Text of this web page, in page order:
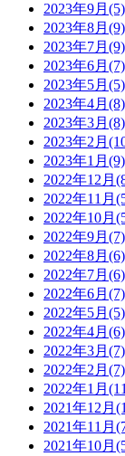
2023年9月(5)
2023年8月(9)
2023年7月(9)
2023年6月(7)
2023年5月(5)
2023年4月(8)
2023年3月(8)
2023年2月
2023年1月(9)
2022年12月
2022年11月
2022年10月
2022年9月(7)
2022年8月(6)
2022年7月(6)
2022年6月(7)
2022年5月(5)
2022年4月(6)
2022年3月(7)
2022年2月(7)
2022年1月
2021年12月
2021年11月
2021年10月